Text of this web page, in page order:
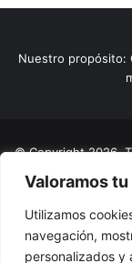
Valoramos
Utilizamos
navegación,
personalizados y
Nuestro propósito:
© Copyright 2026,
Home
Actualidad
El